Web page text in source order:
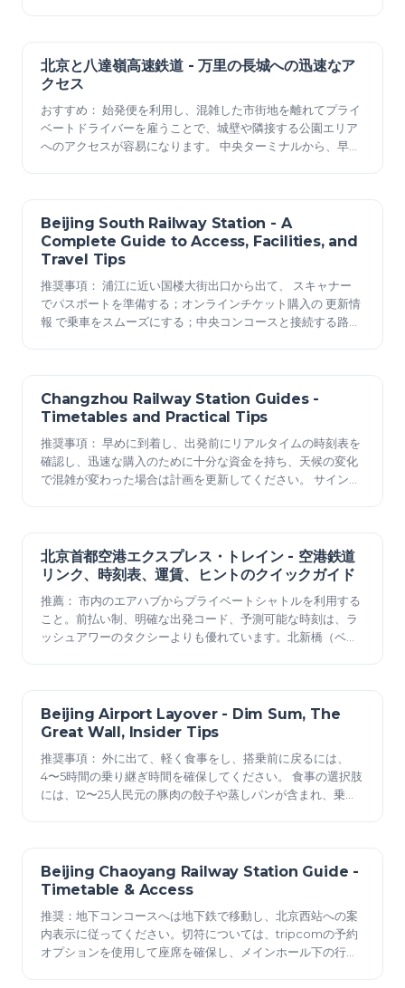
2025年12月23日
北京と八達嶺高速鉄道 - 万里の長城への迅速なア
クセス
おすすめ： 始発便を利用し、混雑した市街地を離れてプライ
ベートドライバーを雇うことで、城壁や隣接する公園エリア
へのアクセスが容易になります。 中央ターミナルから、早朝
イルがある古北口近くのアクセスポイントが含まれます。出
口ではハイキング…
2025年12月23日
Beijing South Railway Station - A
Complete Guide to Access, Facilities, and
Travel Tips
推奨事項： 浦江に近い国楼大街出口から出て、 スキャナー
でパスポートを準備する；オンラインチケット購入の 更新情
報 で乗車をスムーズにする；中央コンコースと接続する路線
のアーチがある。 セキュリティチェックは段階的に行
2025年12月23日
Changzhou Railway Station Guides -
Timetables and Practical Tips
推奨事項： 早めに到着し、出発前にリアルタイムの時刻表を
確認し、迅速な購入のために十分な資金を持ち、天候の変化
で混雑が変わった場合は計画を更新してください。 サインが
のキオスクでは、白いスープの丼や具だくさんの麺類を提供
しています。待っ…
2025年12月23日
北京首都空港エクスプレス・トレイン - 空港鉄道
リンク、時刻表、運賃、ヒントのクイックガイド
推薦： 市内のエアハブからプライベートシャトルを利用する
こと。前払い制、明確な出発コード、予測可能な時刻は、ラ
ッシュアワーのタクシーよりも優れています。北新橋（ベイ
ョンがあります。 時刻表と運行間隔： 日中は8～12分間隔。
ほとんどの日で…
2025年12月23日
Beijing Airport Layover - Dim Sum, The
Great Wall, Insider Tips
推奨事項： 外に出て、軽く食事をし、搭乗前に戻るには、
4〜5時間の乗り継ぎ時間を確保してください。 食事の選択肢
には、12〜25人民元の豚肉の餃子や蒸しパンが含まれ、乗り
分 の余裕を持ってください。 屋外
2025年12月23日
Beijing Chaoyang Railway Station Guide -
Timetable & Access
推奨：地下コンコースへは地下鉄で移動し、北京西站への案
内表示に従ってください。切符については、tripcomの予約
オプションを使用して座席を確保し、メインホール下の行列